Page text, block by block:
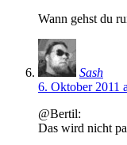
Wann gehst du
Sash
6. Oktober 2011
@Bertil:
Das wird nicht